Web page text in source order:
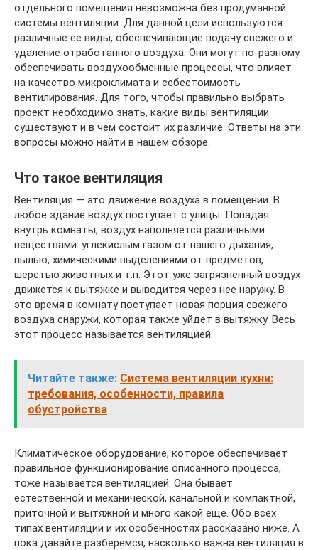
отдельного помещения невозможна без продуманной
системы вентиляции. Для данной цели используются
различные ее виды, обеспечивающие подачу свежего и
удаление отработанного воздуха. Они могут по-разному
обеспечивать воздухообменные процессы, что влияет
на качество микроклимата и себестоимость
вентилирования. Для того, чтобы правильно выбрать
проект необходимо знать, какие виды вентиляции
существуют и в чем состоит их различие. Ответы на эти
вопросы можно найти в нашем обзоре.
Что такое вентиляция
Вентиляция — это движение воздуха в помещении. В
любое здание воздух поступает с улицы. Попадая
внутрь комнаты, воздух наполняется различными
веществами: углекислым газом от нашего дыхания,
пылью, химическими выделениями от предметов,
шерстью животных и т.п. Этот уже загрязненный воздух
движется к вытяжке и выводится через нее наружу. В
это время в комнату поступает новая порция свежего
воздуха снаружи, которая также уйдет в вытяжку. Весь
этот процесс называется вентиляцией.
Читайте также: Система вентиляции кухни:
требования, особенности, правила
обустройства
Климатическое оборудование, которое обеспечивает
правильное функционирование описанного процесса,
тоже называется вентиляцией. Она бывает
естественной и механической, канальной и компактной,
приточной и вытяжной и много какой еще. Обо всех
типах вентиляции и их особенностях рассказано ниже. А
пока давайте разберемся, насколько важна вентиляция в